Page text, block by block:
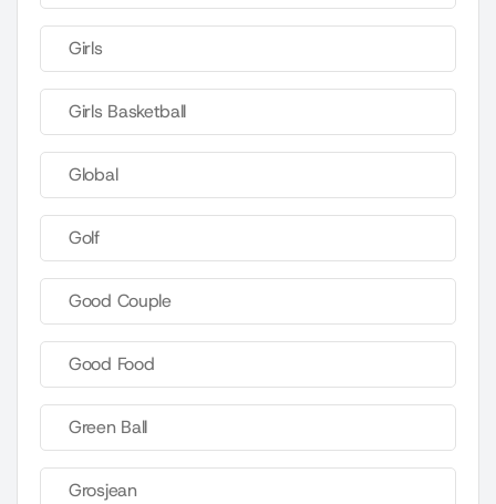
Girls
Girls Basketball
Global
Golf
Good Couple
Good Food
Green Ball
Grosjean